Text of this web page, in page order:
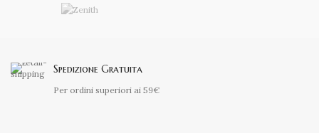
Spedizione Gratuita
Per ordini superiori ai 59€